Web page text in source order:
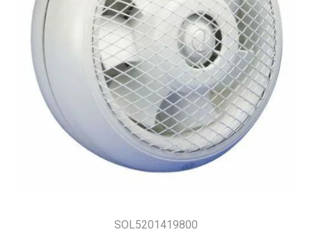
SOL5201419800